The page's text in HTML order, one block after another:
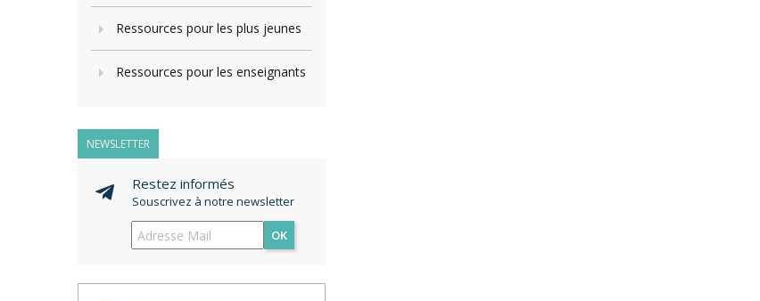
Ressources pour les plus jeunes
Ressources pour les enseignants
NEWSLETTER
Restez informés
Souscrivez à notre newsletter
OK